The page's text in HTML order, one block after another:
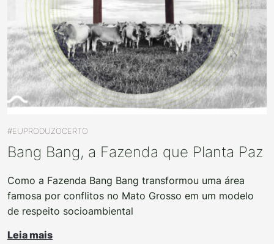
#EUPRODUZOCERTO
Bang Bang, a Fazenda que Planta Paz
Como a Fazenda Bang Bang transformou uma área
famosa por conflitos no Mato Grosso em um modelo
de respeito socioambiental
Leia mais